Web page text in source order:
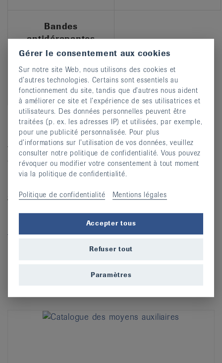
Bandes
antidérapantes
Boutique en ligne
Tous les produits de notre gamme peuvent être consultés
et commandés dans notre boutique en ligne. Des
instructions et des vidéos sont également disponibles
Si vous avez des questions (et si vous souhaitez passer
moyens auxiliaires au 044 487 40 10 ou par e-mail à
Gérer le consentement aux cookies
Sur notre site Web, nous utilisons des cookies et
d’autres technologies. Certains sont essentiels au
fonctionnement du site, tandis que d’autres nous aident
à améliorer ce site et l’expérience de ses utilisatrices et
utilisateurs. Des données personnelles peuvent être
traitées (p. ex. les adresses IP) et utilisées, par exemple,
pour une publicité personnalisée. Pour plus
d’informations sur l’utilisation de vos données, veuillez
consulter notre politique de confidentialité. Vous pouvez
révoquer ou modifier votre consentement à tout moment
via la politique de confidentialité.
Politique de confidentialité Mentions légales
Accepter tous
Refuser tout
Paramètres